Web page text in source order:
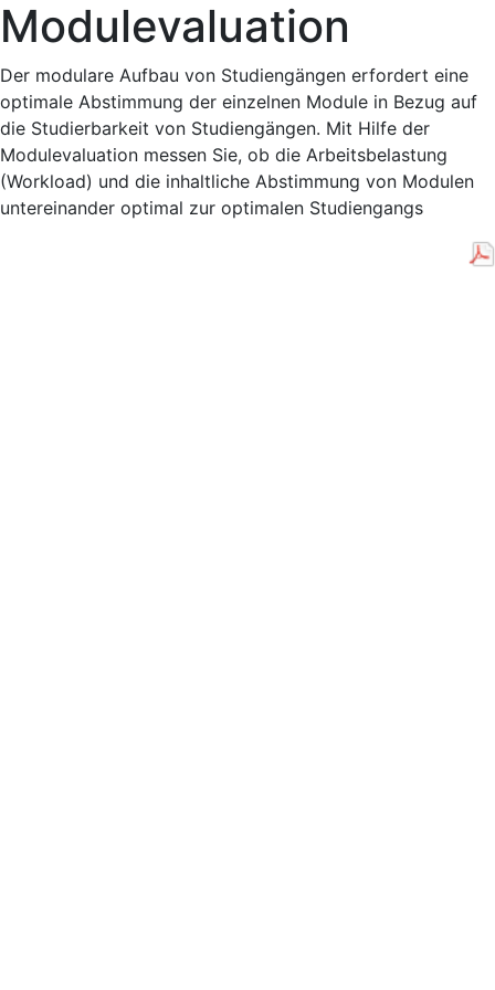
Modulevaluation
Der modulare Aufbau von Studiengängen erfordert eine
optimale Abstimmung der einzelnen Module in Bezug auf
die Studierbarkeit von Studiengängen. Mit Hilfe der
Modulevaluation messen Sie, ob die Arbeitsbelastung
(Workload) und die inhaltliche Abstimmung von Modulen
untereinander optimal zur optimalen Studiengangs